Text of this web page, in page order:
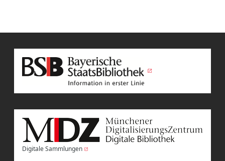
Digitale Sammlungen